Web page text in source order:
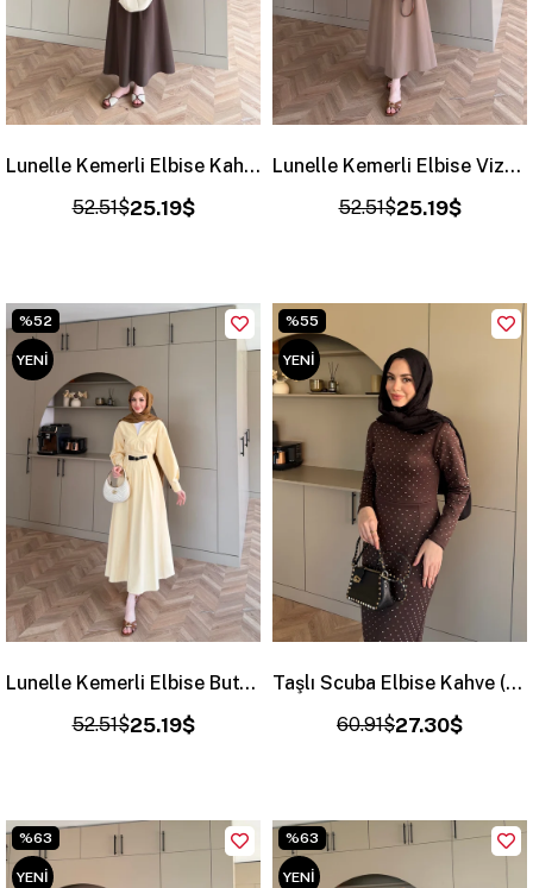
Lunelle Kemerli Elbise Kahve (4508)
25.19$
52.51$
Lunelle Kemerli Elbise Vizon (4508)
25.19$
52.51$
Lunelle Kemerli Elbise ButtterYellow (4508)
25.19$
52.51$
%52
YENI
ÜRÜN
Taşlı Scuba Elbise Kahve (26027)
27.30$
60.91$
%55
YENI
ÜRÜN
%63
YENI
%63
YENI